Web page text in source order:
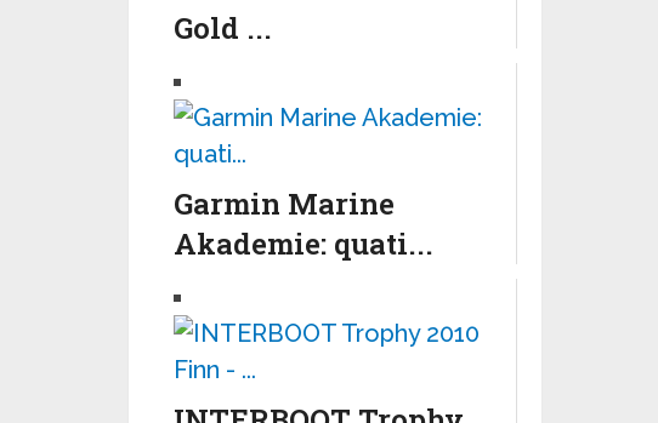
Gold ...
Garmin Marine
Akademie: quati...